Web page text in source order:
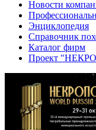
Новости
Энциклопедия
Справочник
Каталог фирм
Проект